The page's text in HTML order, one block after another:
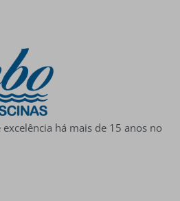
há mais de 15 anos no